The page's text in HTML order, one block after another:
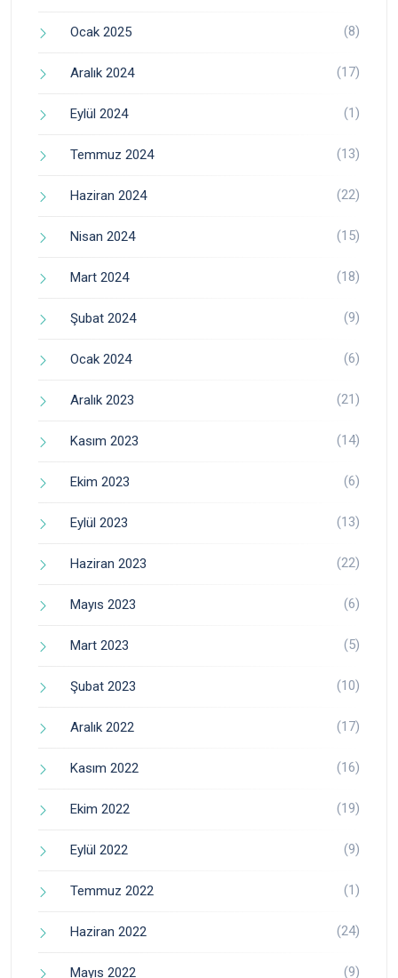
Ocak 2025 (8)
Aralık 2024 (17)
Eylül 2024 (1)
Temmuz 2024 (13)
Haziran 2024 (22)
Nisan 2024 (15)
Mart 2024 (18)
Şubat 2024 (9)
Ocak 2024 (6)
Aralık 2023 (21)
Kasım 2023 (14)
Ekim 2023 (6)
Eylül 2023 (13)
Haziran 2023 (22)
Mayıs 2023 (6)
Mart 2023 (5)
Şubat 2023 (10)
Aralık 2022 (17)
Kasım 2022 (16)
Ekim 2022 (19)
Eylül 2022 (9)
Temmuz 2022 (1)
Haziran 2022 (24)
Mayıs 2022 (9)